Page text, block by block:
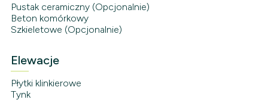
Pustak ceramiczny (Opcjonalnie)
Beton komórkowy
Szkieletowe (Opcjonalnie)
Elewacje
Płytki klinkierowe
Tynk